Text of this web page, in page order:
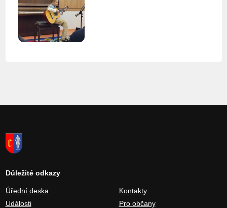
Důležité odkazy
Úřední deska
Události
Kontakty
Pro občany